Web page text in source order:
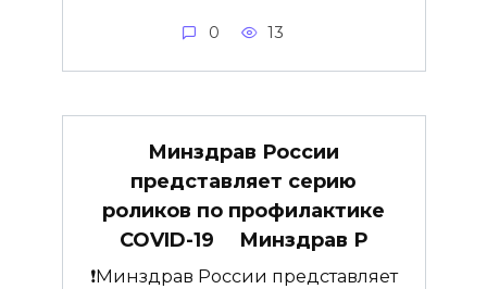
0 13
Минздрав России
представляет серию
роликов по профилактике
COVID-19 ⠀ Минздрав Р
❗️Минздрав России представляет